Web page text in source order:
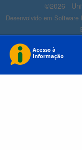
©2026 -
Desenvolvido em